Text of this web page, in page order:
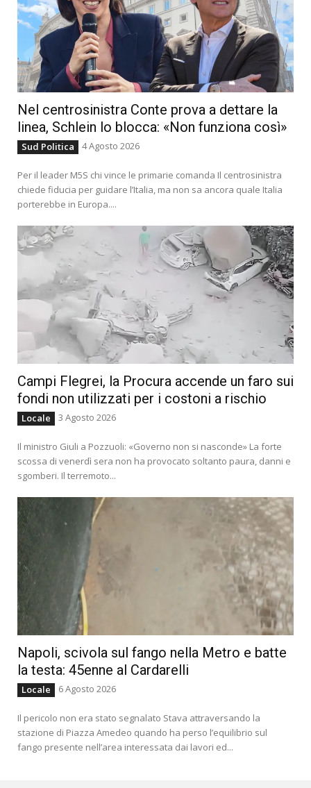
Nel centrosinistra Conte prova a dettare la
linea, Schlein lo blocca: «Non funziona così»
Sud Politica 4 Agosto 2026
Per il leader M5S chi vince le primarie comanda Il centrosinistra
chiede fiducia per guidare l’Italia, ma non sa ancora quale Italia
porterebbe in Europa....
Campi Flegrei, la Procura accende un faro sui
fondi non utilizzati per i costoni a rischio
Locale 3 Agosto 2026
Il ministro Giuli a Pozzuoli: «Governo non si nasconde» La forte
scossa di venerdì sera non ha provocato soltanto paura, danni e
sgomberi. Il terremoto...
Napoli, scivola sul fango nella Metro e batte
la testa: 45enne al Cardarelli
Locale 6 Agosto 2026
Il pericolo non era stato segnalato Stava attraversando la
stazione di Piazza Amedeo quando ha perso l’equilibrio sul
fango presente nell’area interessata dai lavori ed...